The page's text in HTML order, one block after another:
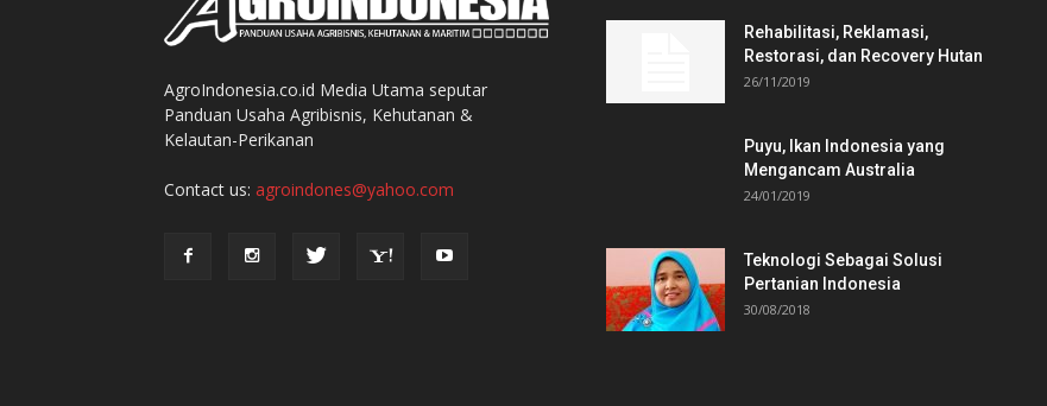
AgroIndonesia.co.id Media Utama seputar
Panduan Usaha Agribisnis, Kehutanan &
Kelautan-Perikanan
Contact us: agroindones@yahoo.com
Rehabilitasi, Reklamasi,
Restorasi, dan Recovery Hutan
26/11/2019
Puyu, Ikan Indonesia yang
Mengancam Australia
24/01/2019
Teknologi Sebagai Solusi
Pertanian Indonesia
30/08/2018